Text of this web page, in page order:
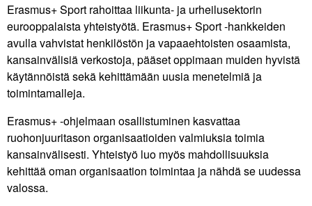
Erasmus+ Sport rahoittaa liikunta- ja urheilusektorin
eurooppalaista yhteistyötä. Erasmus+ Sport -hankkeiden
avulla vahvistat henkilöstön ja vapaaehtoisten osaamista,
kansainvälisiä verkostoja, pääset oppimaan muiden hyvistä
käytännöistä sekä kehittämään uusia menetelmiä ja
toimintamalleja.
Erasmus+ -ohjelmaan osallistuminen kasvattaa
ruohonjuuritason organisaatioiden valmiuksia toimia
kansainvälisesti. Yhteistyö luo myös mahdollisuuksia
kehittää oman organisaation toimintaa ja nähdä se uudessa
valossa.